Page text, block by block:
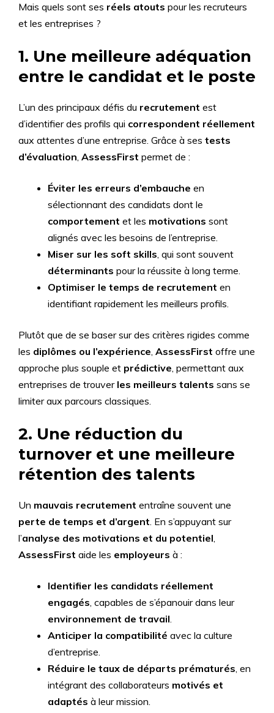
Mais quels sont ses réels atouts pour les recruteurs
et les entreprises ?
1. Une meilleure adéquation
entre le candidat et le poste
L’un des principaux défis du recrutement est
d’identifier des profils qui correspondent réellement
aux attentes d’une entreprise. Grâce à ses tests
d’évaluation, AssessFirst permet de :
Éviter les erreurs d’embauche en
sélectionnant des candidats dont le
comportement et les motivations sont
alignés avec les besoins de l’entreprise.
Miser sur les soft skills, qui sont souvent
déterminants pour la réussite à long terme.
Optimiser le temps de recrutement en
identifiant rapidement les meilleurs profils.
Plutôt que de se baser sur des critères rigides comme
les diplômes ou l’expérience, AssessFirst offre une
approche plus souple et prédictive, permettant aux
entreprises de trouver les meilleurs talents sans se
limiter aux parcours classiques.
2. Une réduction du
turnover et une meilleure
rétention des talents
Un mauvais recrutement entraîne souvent une
perte de temps et d’argent. En s’appuyant sur
l’analyse des motivations et du potentiel,
AssessFirst aide les employeurs à :
Identifier les candidats réellement
engagés, capables de s’épanouir dans leur
environnement de travail.
Anticiper la compatibilité avec la culture
d’entreprise.
Réduire le taux de départs prématurés, en
intégrant des collaborateurs motivés et
adaptés à leur mission.